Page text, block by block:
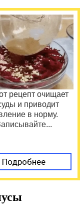
рецепт очищает
и приводит
в норму.
Подробнее